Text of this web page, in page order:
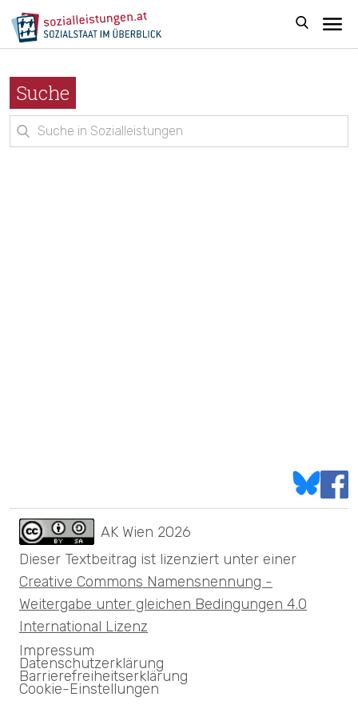
Suche
AK Wien 2026
Dieser Textbeitrag ist lizenziert unter einer
Creative Commons Namensnennung -
Weitergabe unter gleichen Bedingungen 4.0
International Lizenz
Impressum
Datenschutzerklärung
Barrierefreiheitserklärung
Cookie-Einstellungen